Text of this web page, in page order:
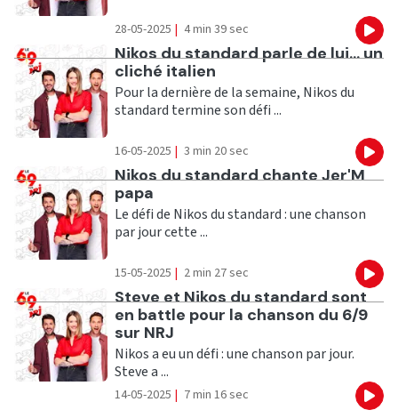
28-05-2025 | 4 min 39 sec
Ecouter
Nikos du standard parle de lui... un
cliché italien
Pour la dernière de la semaine, Nikos du
standard termine son défi ...
16-05-2025 | 3 min 20 sec
Ecouter
Nikos du standard chante Jer'M
papa
Le défi de Nikos du standard : une chanson
par jour cette ...
15-05-2025 | 2 min 27 sec
Ecouter
Steve et Nikos du standard sont
en battle pour la chanson du 6/9
sur NRJ
Nikos a eu un défi : une chanson par jour.
Steve a ...
14-05-2025 | 7 min 16 sec